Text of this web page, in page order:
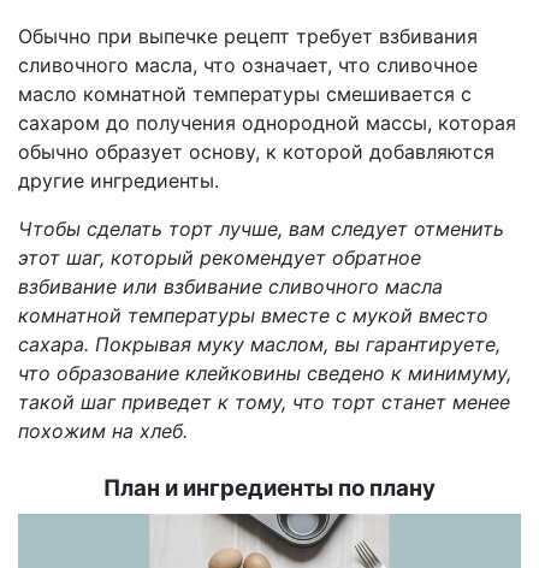
Обычно при выпечке рецепт требует взбивания
сливочного масла, что означает, что сливочное
масло комнатной температуры смешивается с
сахаром до получения однородной массы, которая
обычно образует основу, к которой добавляются
другие ингредиенты.
Чтобы сделать торт лучше, вам следует отменить
этот шаг, который рекомендует обратное
взбивание или взбивание сливочного масла
комнатной температуры вместе с мукой вместо
сахара. Покрывая муку маслом, вы гарантируете,
что образование клейковины сведено к минимуму,
такой шаг приведет к тому, что торт станет менее
похожим на хлеб.
План и ингредиенты по плану